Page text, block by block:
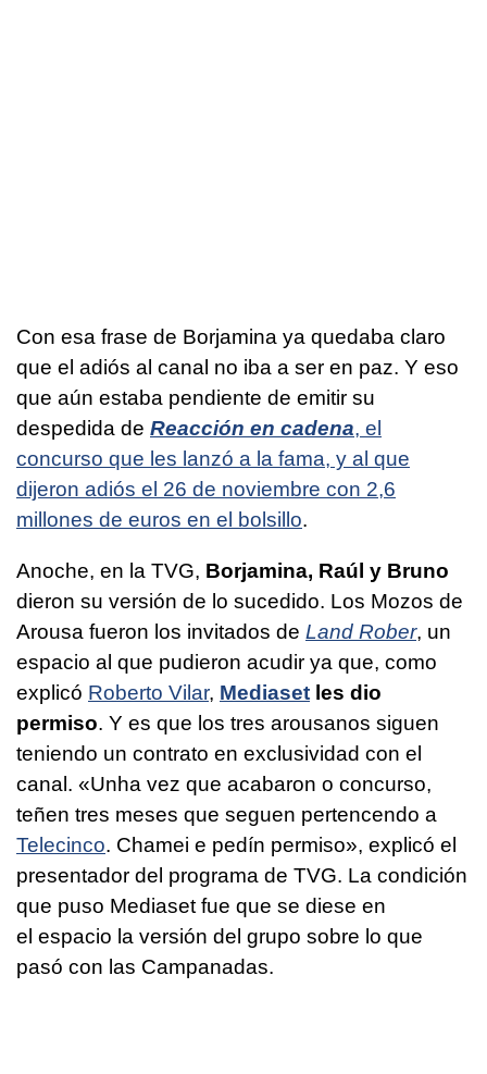
Con esa frase de Borjamina ya quedaba claro
que el adiós al canal no iba a ser en paz. Y eso
que aún estaba pendiente de emitir su
despedida de Reacción en cadena, el
concurso que les lanzó a la fama, y al que
dijeron adiós el 26 de noviembre con 2,6
millones de euros en el bolsillo.
Anoche, en la TVG, Borjamina, Raúl y Bruno
dieron su versión de lo sucedido. Los Mozos de
Arousa fueron los invitados de Land Rober, un
espacio al que pudieron acudir ya que, como
explicó Roberto Vilar, Mediaset les dio
permiso. Y es que los tres arousanos siguen
teniendo un contrato en exclusividad con el
canal. «Unha vez que acabaron o concurso,
teñen tres meses que seguen pertencendo a
Telecinco. Chamei e pedín permiso», explicó el
presentador del programa de TVG. La condición
que puso Mediaset fue que se diese en
el espacio la versión del grupo sobre lo que
pasó con las Campanadas.